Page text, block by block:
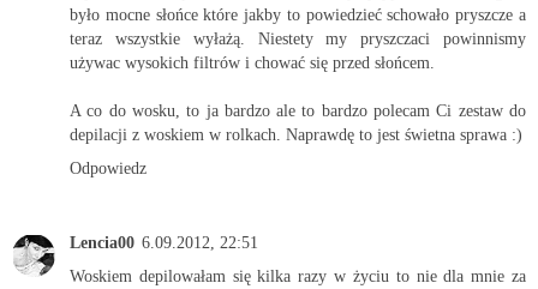
było mocne słońce które jakby to powiedzieć schowało pryszcze a
teraz wszystkie wyłażą. Niestety my pryszczaci powinnismy
używac wysokich filtrów i chować się przed słońcem.
A co do wosku, to ja bardzo ale to bardzo polecam Ci zestaw do
depilacji z woskiem w rolkach. Naprawdę to jest świetna sprawa :)
Odpowiedz
Lencia00 6.09.2012, 22:51
Woskiem depilowałam się kilka razy w życiu to nie dla mnie za